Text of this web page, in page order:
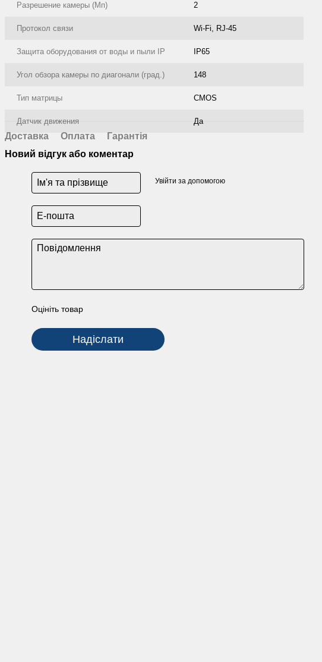
Разрешение камеры (Мп) 2
Протокол связи Wi-Fi, RJ-45
Защита оборудования от воды и пыли IP IP65
Угол обзора камеры по диагонали (град.) 148
Тип матрицы CMOS
Датчик движения Да
Доставка Оплата
Гарантія
Новий відгук або коментар
Увійти за допомогою
Оцініть товар
Надіслати